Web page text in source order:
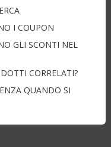
I COUPON
GLI SCONTI NEL
CORRELATI?
QUANDO SI